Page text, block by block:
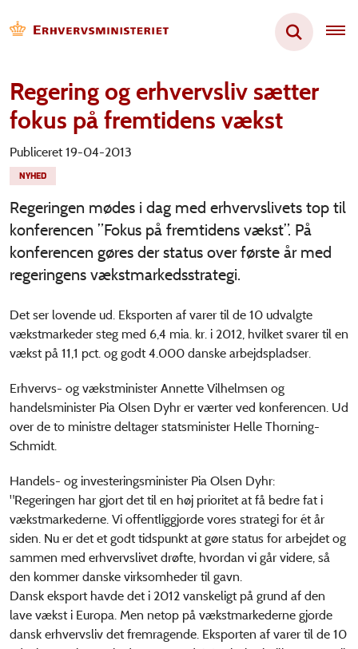
Regering og erhvervsliv sætter
fokus på fremtidens vækst
Publiceret 19-04-2013
NYHED
Regeringen mødes i dag med erhvervslivets top til
konferencen ”Fokus på fremtidens vækst”. På
konferencen gøres der status over første år med
regeringens vækstmarkedsstrategi.
Det ser lovende ud. Eksporten af varer til de 10 udvalgte
vækstmarkeder steg med 6,4 mia. kr. i 2012, hvilket svarer til en
vækst på 11,1 pct. og godt 4.000 danske arbejdspladser.
Erhvervs- og vækstminister Annette Vilhelmsen og
handelsminister Pia Olsen Dyhr er værter ved konferencen. Ud
over de to ministre deltager statsminister Helle Thorning-
Schmidt.
Handels- og investeringsminister Pia Olsen Dyhr:
"Regeringen har gjort det til en høj prioritet at få bedre fat i
vækstmarkederne. Vi offentliggjorde vores strategi for ét år
siden. Nu er det et godt tidspunkt at gøre status for arbejdet og
sammen med erhvervslivet drøfte, hvordan vi går videre, så
den kommer danske virksomheder til gavn.
Dansk eksport havde det i 2012 vanskeligt på grund af den
lave vækst i Europa. Men netop på vækstmarkederne gjorde
dansk erhvervsliv det fremragende. Eksporten af varer til de 10